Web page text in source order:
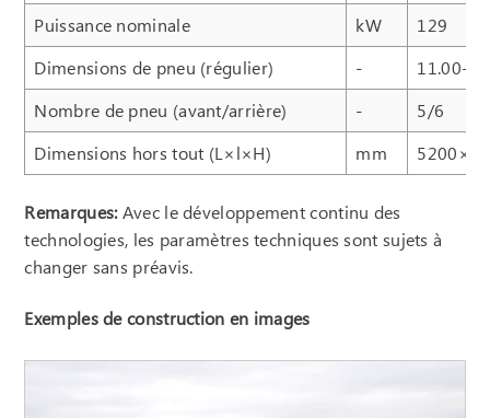
Puissance nominale
kW
129
Dimensions de pneu (régulier)
-
11.00-20
Nombre de pneu (avant/arrière)
-
5/6
Dimensions hors tout (L×l×H)
mm
Remarques:Avec le développement continu des
technologies, les paramètres techniques sont sujets à
changer sans préavis.
Exemples de construction en images